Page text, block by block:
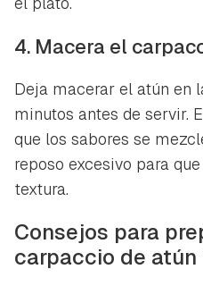
4. Macera el
Deja macerar el atún en
minutos antes de servir.
que los sabores se
reposo excesivo para
textura.
Consejos para
carpaccio de